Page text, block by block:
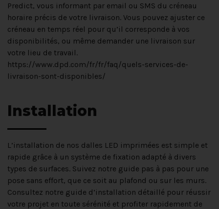
Predict, vous informant par email ou SMS du créneau
horaire précis de votre livraison. Vous pouvez ajuster ce
créneau en temps réel pour qu’il corresponde à vos
disponibilités, ou même demander une livraison sur
votre lieu de travail.
https://www.dpd.com/fr/fr/faq/quels-services-de-
livraison-sont-disponibles/
Installation
L’installation de nos dalles LED imprimées est simple et
rapide grâce à un système de fixation adapté à divers
types de surfaces. Suivez notre guide pas à pas pour une
pose sans effort, que ce soit au plafond ou sur les murs.
Consultez notre guide d’installation détaillé pour réussir
votre projet en toute sérénité et profiter rapidement de